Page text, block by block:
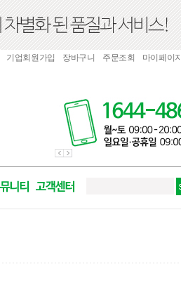
기업회원가입 장바구니 주문조회 마이페이지